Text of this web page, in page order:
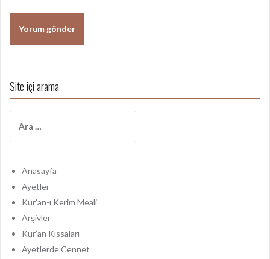
Site içi arama
a
a
Anasayfa
Ayetler
Kur’an-ı Kerim Meali
Arşivler
Kur’an Kıssaları
Ayetlerde Cennet